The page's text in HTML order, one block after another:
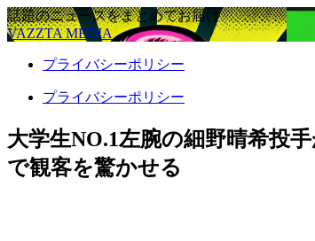
話題のニュースをまとめてお届け
VAZZTA MEDIA
プライバシーポリシー
プライバシーポリシー
大学生NO.1左腕の細野晴希投
で観客を驚かせる